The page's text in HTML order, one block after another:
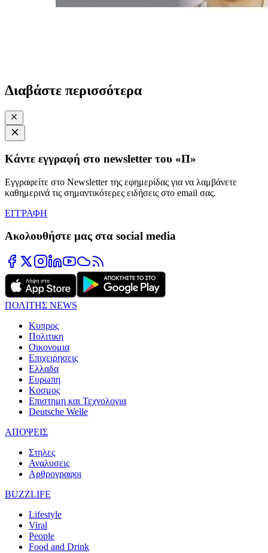
Διαβάστε περισσότερα
Κάντε εγγραφή στο newsletter του «Π»
Εγγραφείτε στο Newsletter της εφημερίδας για να λαμβάνετε
καθημερινά τις σημαντικότερες ειδήσεις στο email σας.
ΕΓΓΡΑΦΗ
Ακολουθήστε μας στα social media
ΠΟΛΙΤΗΣ NEWS
Κυπρος
Πολιτικη
Οικονομια
Επιχειρησεις
Ελλαδα
Ευρωπη
Κοσμος
Επιστημη και Τεχνολογια
Deutsche Welle
ΑΠΟΨΕΙΣ
Στηλες
Αναλυσεις
Αρθρογραφοι
BUZZLIFE
Lifestyle
Viral
People
Food and Drink